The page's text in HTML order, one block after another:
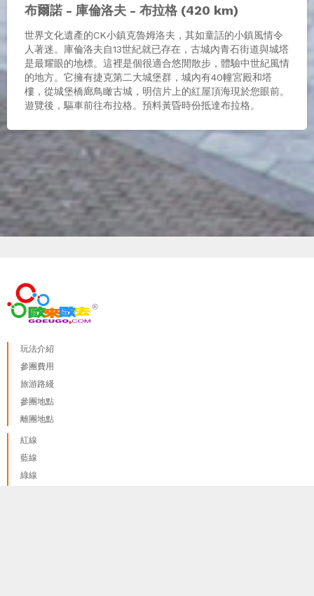
布爾諾 - 庫倫洛夫 - 布拉格 (420 km)
世界文化遺產的CK小鎮克魯姆洛夫，其如童話的小鎮風情令
人著迷。庫倫洛夫自13世紀就已存在，古城內青石街道與城塔
是最耀眼的地標。這裡是個很適合悠閒散步，體驗中世紀風情
的地方。它擁有捷克第二大城堡群，城內有40幢宮殿和塔
樓，從城堡橋廊鳥瞰古城，明信片上的紅屋頂海現於您眼前。
遊覽後，驅車前往布拉格。預料黃昏時份抵達布拉格。
玩法介紹
參團費用
旅游路綫
參團地點
離團地點
紅線
藍線
綠線